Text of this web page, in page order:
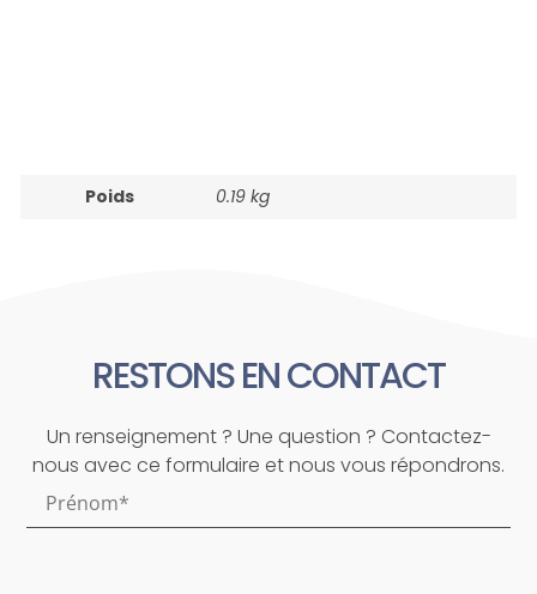
Poids 0.19 kg
RESTONS EN CONTACT
Un renseignement ? Une question ? Contactez-
nous avec ce formulaire et nous vous répondrons.